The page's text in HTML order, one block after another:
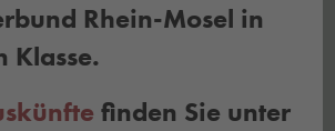
Rhein-Mosel in
Klasse.
finden Sie unter